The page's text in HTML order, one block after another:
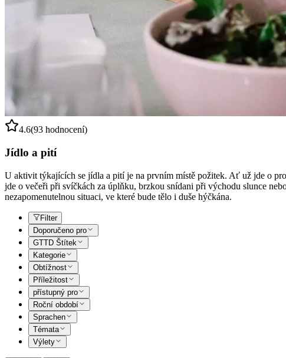
4.6(93 hodnocení)
Jídlo a pití
U aktivit týkajících se jídla a pití je na prvním místě požitek. Ať už jde o
jde o večeři při svíčkách za úplňku, brzkou snídani při východu slunce
nezapomenutelnou situaci, ve které bude tělo i duše hýčkána.
Filter
Doporučeno pro
GTTD Štítek
Kategorie
Obtížnost
Příležitost
přístupný pro
Roční období
Sprachen
Témata
Výlety